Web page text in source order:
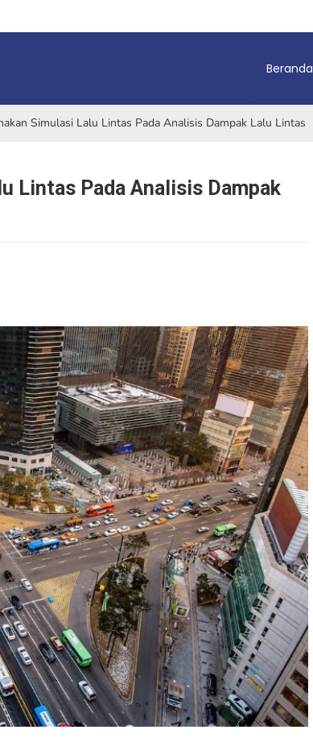
Beranda
Simulasi Lalu Lintas Pada Analisis Dampak Lalu Lintas
Lintas Pada Analisis Dampak